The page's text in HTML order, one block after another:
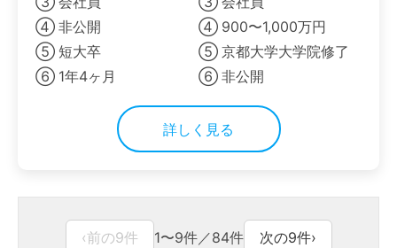
④ 非公開
⑤ 短大卒
⑥ 1年4ヶ月
④ 900〜1,000万円
⑤ 京都大学大学院修了
⑥ 非公開
詳しく見る
‹前の9件 1〜9件／84件 次の9件›